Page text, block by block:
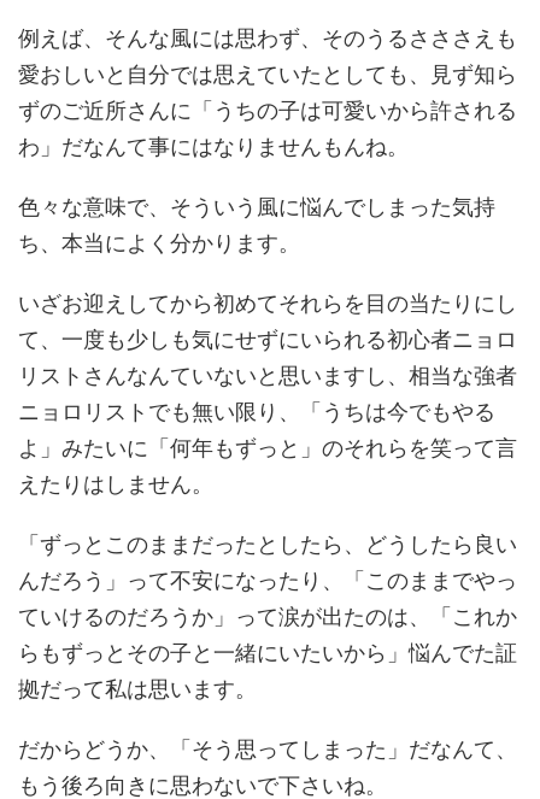
例えば、そんな風には思わず、そのうるさささえも
愛おしいと自分では思えていたとしても、見ず知ら
ずのご近所さんに「うちの子は可愛いから許される
わ」だなんて事にはなりませんもんね。
色々な意味で、そういう風に悩んでしまった気持
ち、本当によく分かります。
いざお迎えしてから初めてそれらを目の当たりにし
て、一度も少しも気にせずにいられる初心者ニョロ
リストさんなんていないと思いますし、相当な強者
ニョロリストでも無い限り、「うちは今でもやる
よ」みたいに「何年もずっと」のそれらを笑って言
えたりはしません。
「ずっとこのままだったとしたら、どうしたら良い
んだろう」って不安になったり、「このままでやっ
ていけるのだろうか」って涙が出たのは、「これか
らもずっとその子と一緒にいたいから」悩んでた証
拠だって私は思います。
だからどうか、「そう思ってしまった」だなんて、
もう後ろ向きに思わないで下さいね。